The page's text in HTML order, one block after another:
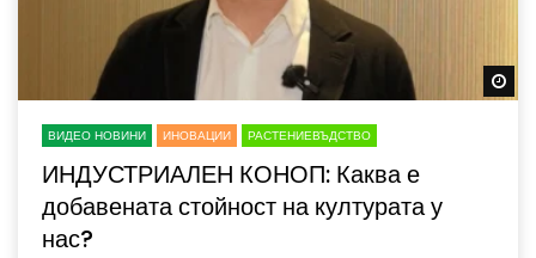
ВИДЕО НОВИНИ ИНОВАЦИИ РАСТЕНИЕВЪДСТВО
ИНДУСТРИАЛЕН КОНОП: Каква е
добавената стойност на културата у
нас?